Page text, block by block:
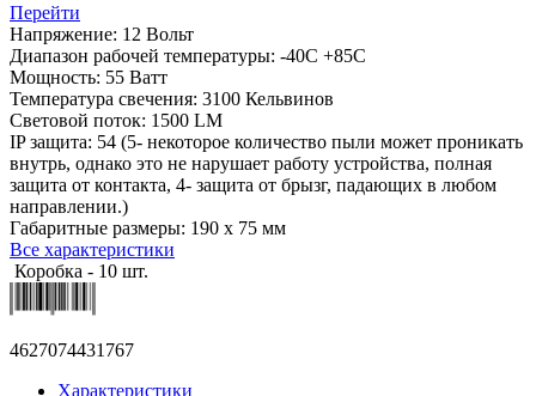
Перейти
Напряжение: 12 Вольт
Диапазон рабочей температуры: -40С +85С
Мощность: 55 Ватт
Температура свечения: 3100 Кельвинов
Световой поток: 1500 LM
IP защита: 54 (5- некоторое количество пыли может проникать
внутрь, однако это не нарушает работу устройства, полная
защита от контакта, 4- защита от брызг, падающих в любом
направлении.)
Габаритные размеры: 190 х 75 мм
Все характеристики
Коробка - 10 шт.
4627074431767
Характеристики